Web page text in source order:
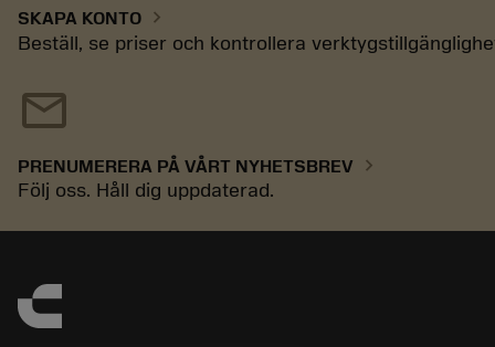
SKAPA KONTO chevron_right
Beställ, se priser och kontrollera
mail
PRENUMERERA PÅ VÅRT NYHETSBREV chevron_right
Följ oss. Håll dig uppdaterad.